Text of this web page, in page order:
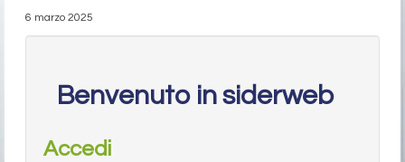
6 marzo 2025
Benvenuto in siderweb
Accedi